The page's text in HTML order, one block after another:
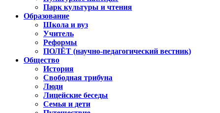
Парк культуры и чтения
Образование
Школа и вуз
Учитель
Реформы
ПОЛЁТ (научно-педагогический вестник)
Общество
История
Свободная трибуна
Люди
Лицейские беседы
Семья и дети